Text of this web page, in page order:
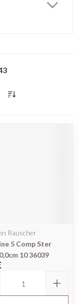
Rauscher
5 Comp Ster
10 36039